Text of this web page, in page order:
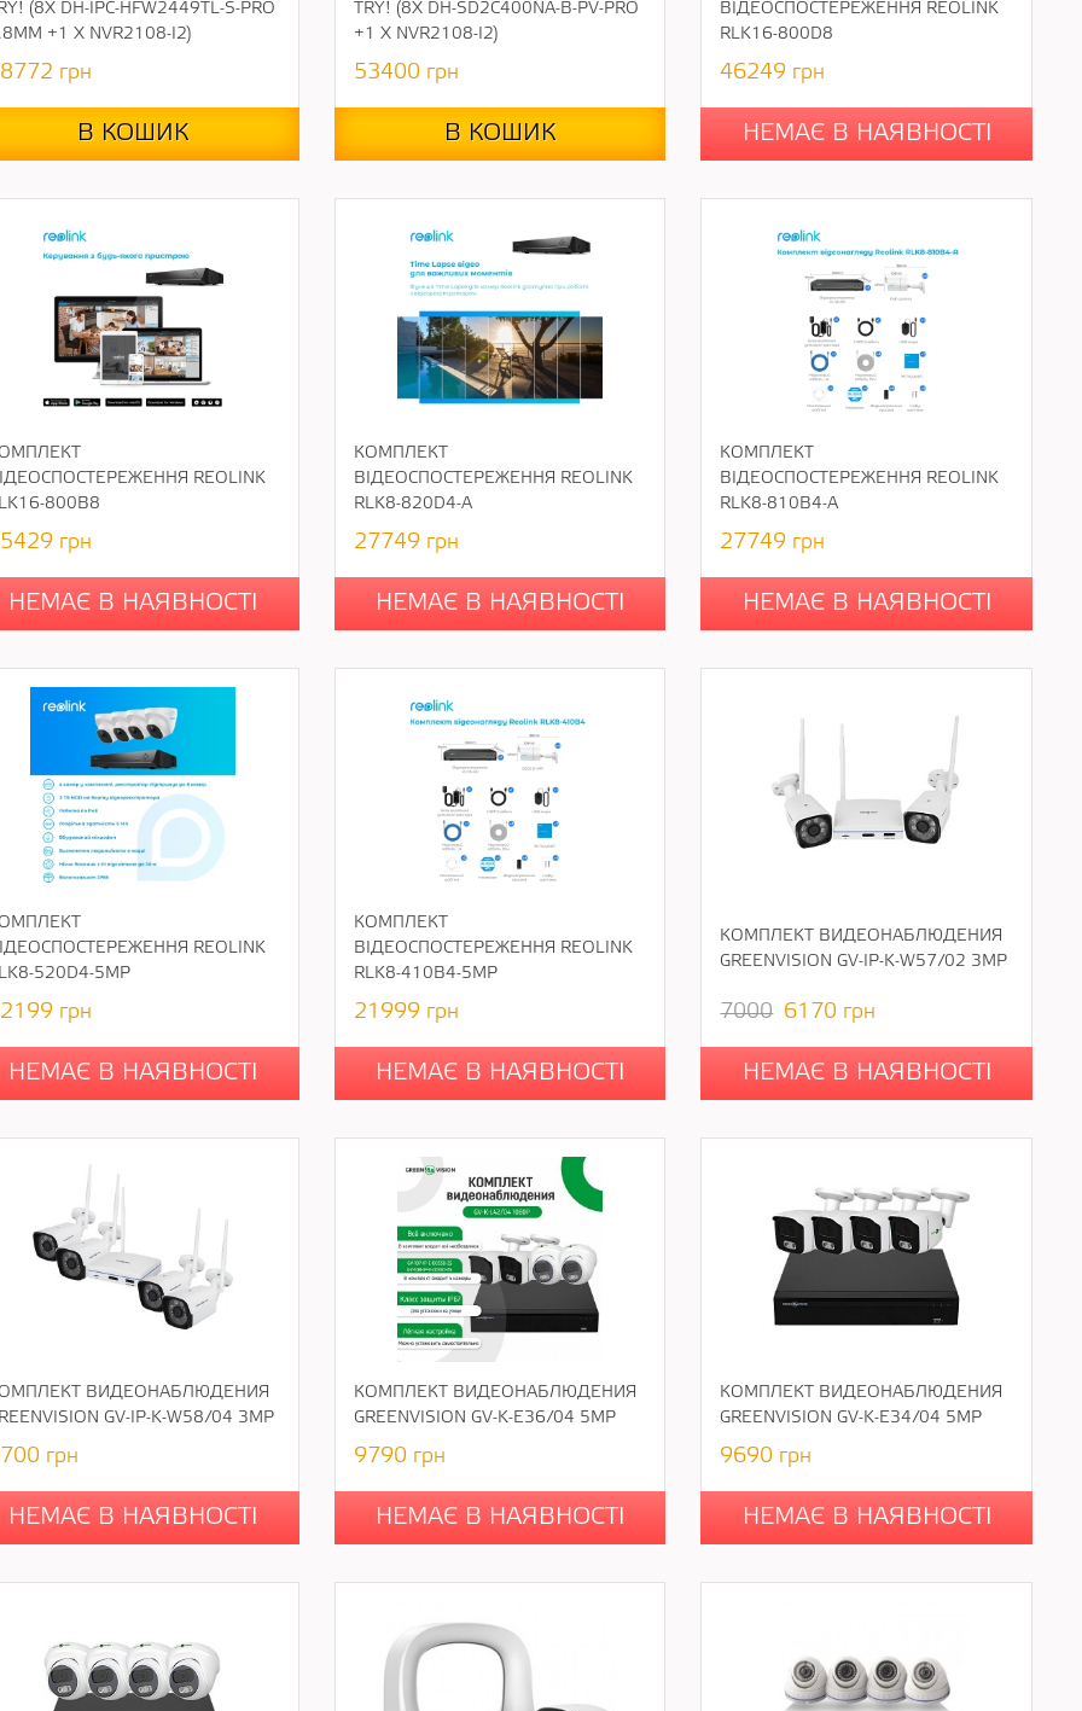
(8Х DH-IPC-HFW2449TL-S-PRO
+1 Х NVR2108-I2)
грн
В КОШИК
TRY! (8Х DH-SD2C400NA-B-PV-PRO
+1 Х NVR2108-I2)
53400 грн
В КОШИК
ВІДЕОСПОСТЕРЕЖЕННЯ REOLINK
RLK16-800D8
46249 грн
НЕМАЄ В НАЯВНОСТІ
REOLINK
800B8
грн
НЕМАЄ В НАЯВНОСТІ
КОМПЛЕКТ
ВІДЕОСПОСТЕРЕЖЕННЯ REOLINK
RLK8-820D4-A
27749 грн
НЕМАЄ В НАЯВНОСТІ
КОМПЛЕКТ
ВІДЕОСПОСТЕРЕЖЕННЯ REOLINK
RLK8-810B4-A
27749 грн
НЕМАЄ В НАЯВНОСТІ
REOLINK
520D4-5MP
грн
НЕМАЄ В НАЯВНОСТІ
КОМПЛЕКТ
ВІДЕОСПОСТЕРЕЖЕННЯ REOLINK
RLK8-410B4-5MP
21999 грн
НЕМАЄ В НАЯВНОСТІ
КОМПЛЕКТ ВИДЕОНАБЛЮДЕНИЯ
GREENVISION GV-IP-K-W57/02 3MP
7000 6170 грн
НЕМАЄ В НАЯВНОСТІ
ВИДЕОНАБЛЮДЕНИЯ
GV-IP-K-W58/04 3MP
грн
НЕМАЄ В НАЯВНОСТІ
КОМПЛЕКТ ВИДЕОНАБЛЮДЕНИЯ
GREENVISION GV-K-E36/04 5MP
9790 грн
НЕМАЄ В НАЯВНОСТІ
КОМПЛЕКТ ВИДЕОНАБЛЮДЕНИЯ
GREENVISION GV-K-E34/04 5MP
9690 грн
НЕМАЄ В НАЯВНОСТІ